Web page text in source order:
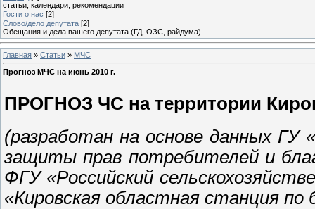
статьи, календари, рекомендации
Гости о нас [2]
Слово/дело депутата [2]
Обещания и дела вашего депутата (ГД, ОЗС, райдума)
Главная » Статьи » МЧС
Прогноз МЧС на июнь 2010 г.
ПРОГНОЗ ЧС на территории
(разработан на основе данных
защиты прав потребителей и
ФГУ «Российский
«Кировская областная станция